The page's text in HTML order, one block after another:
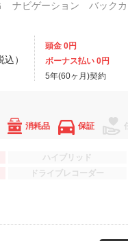
ビゲーション バックカ
）
頭金 0円
ボーナス払い 0円
5年(60ヶ月)契約
消耗品 保証
ハイブリッド
ドライブレコーダー